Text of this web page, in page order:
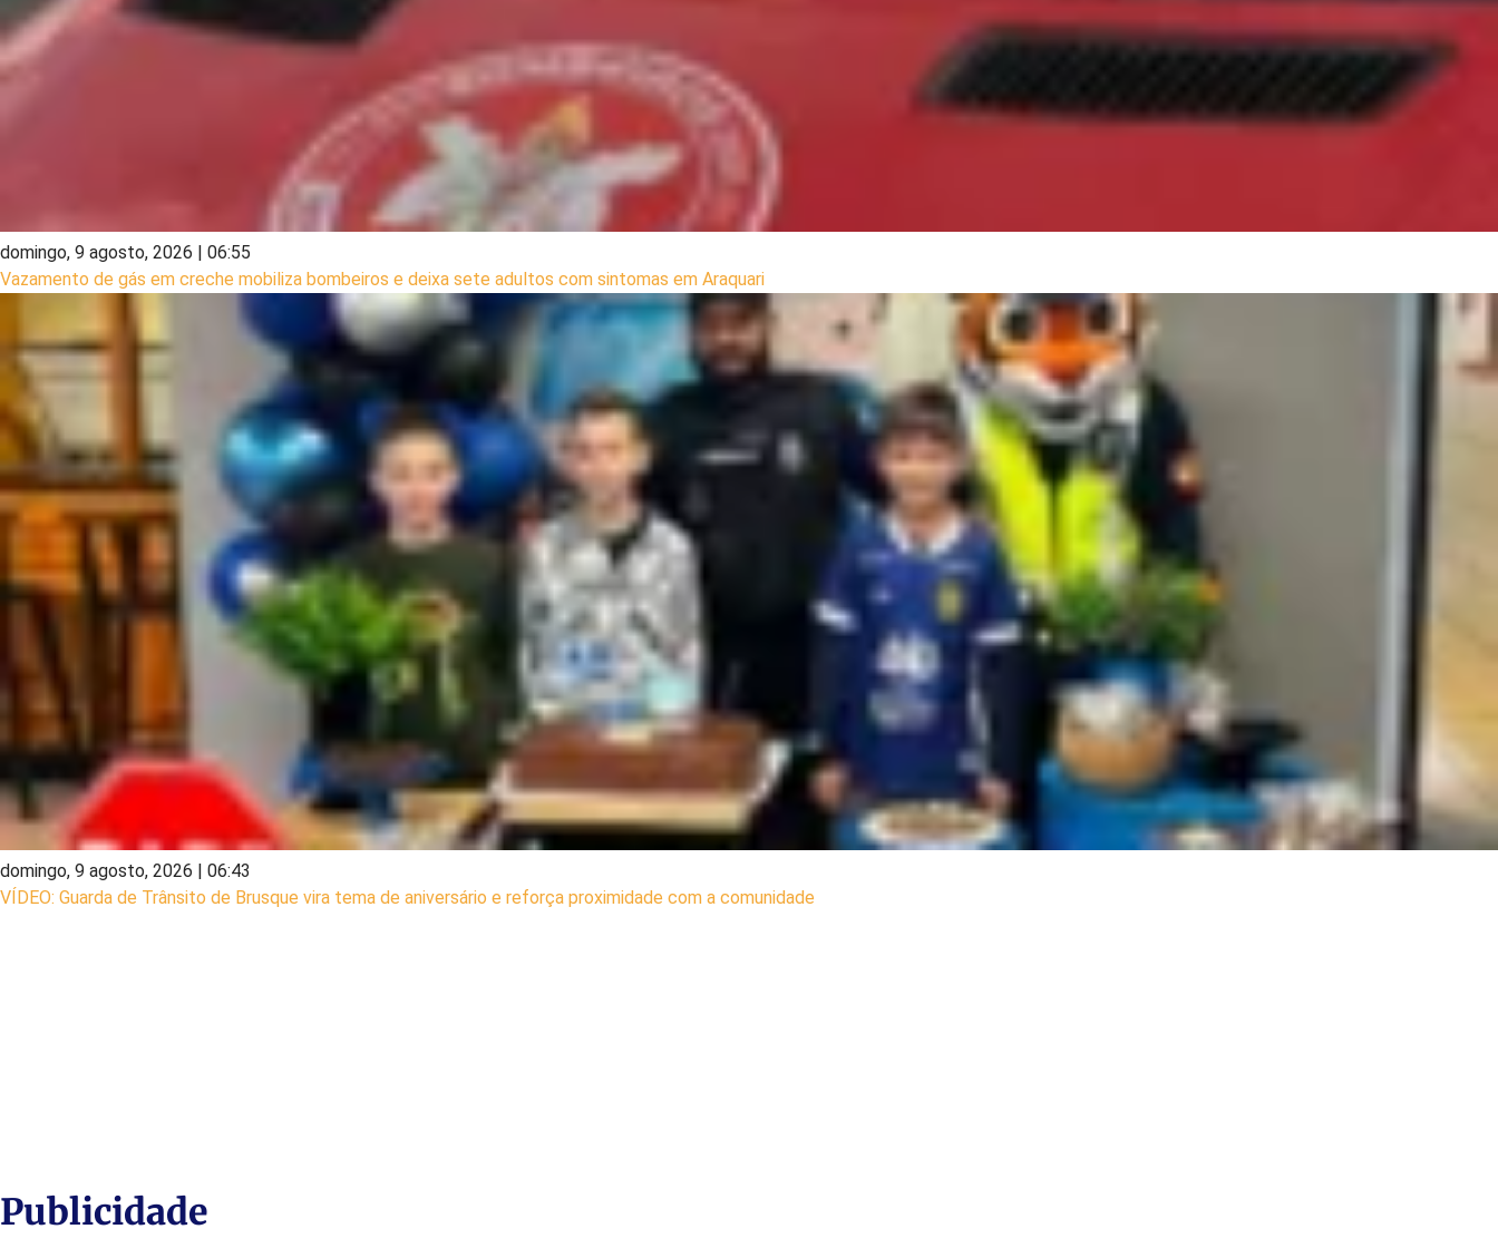
domingo, 9 agosto, 2026 | 06:55
Vazamento de gás em creche mobiliza bombeiros e deixa sete adultos com sintomas em Araquari
domingo, 9 agosto, 2026 | 06:43
VÍDEO: Guarda de Trânsito de Brusque vira tema de aniversário e reforça proximidade com a comunidade
Publicidade